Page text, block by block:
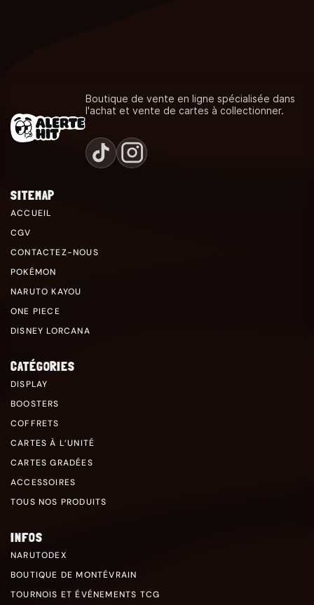
Boutique de vente en ligne spécialisée dans
l'achat et vente de cartes à collectionner.
SITEMAP
ACCUEIL
CGV
CONTACTEZ-NOUS
POKÉMON
NARUTO KAYOU
ONE PIECE
DISNEY LORCANA
CATÉGORIES
DISPLAY
BOOSTERS
COFFRETS
CARTES À L’UNITÉ
CARTES GRADÉES
ACCESSOIRES
TOUS NOS PRODUITS
INFOS
NARUTODEX
BOUTIQUE DE MONTÉVRAIN
TOURNOIS ET ÉVÉNEMENTS TCG